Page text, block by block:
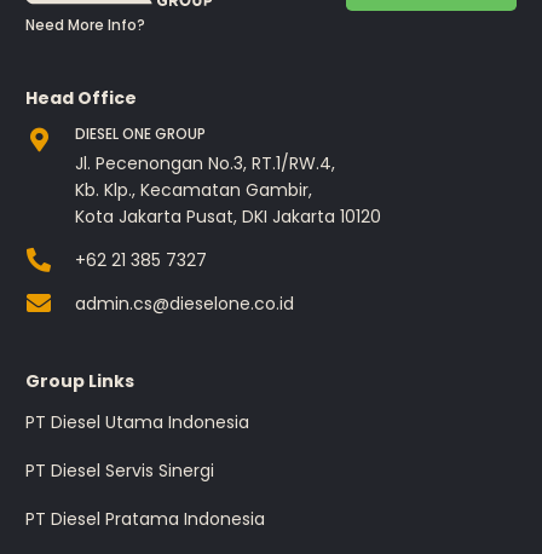
Need More Info?
Head Office
DIESEL ONE GROUP
Jl. Pecenongan No.3, RT.1/RW.4,
Kb. Klp., Kecamatan Gambir,
Kota Jakarta Pusat, DKI Jakarta 10120
+62 21 385 7327
admin.cs@dieselone.co.id
Group Links
PT Diesel Utama Indonesia
PT Diesel Servis Sinergi
PT Diesel Pratama Indonesia